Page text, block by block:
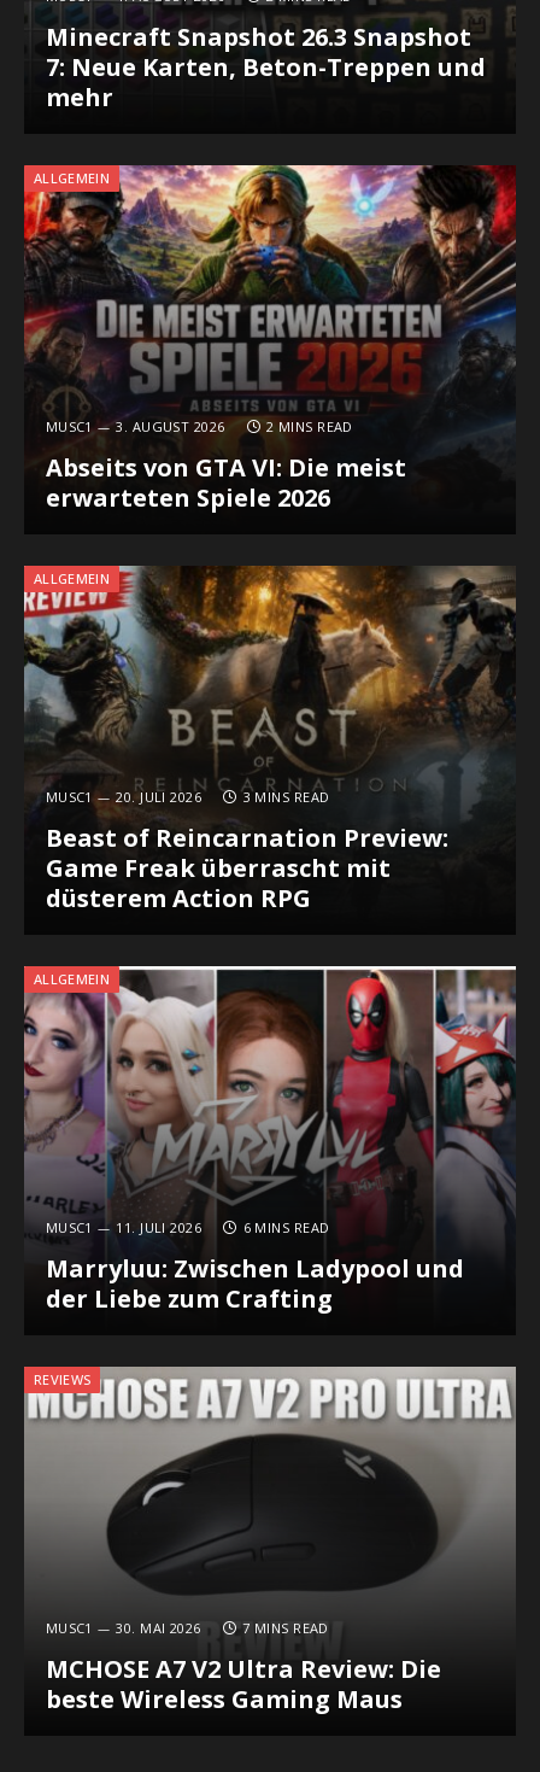
Minecraft Snapshot 26.3 Snapshot
7: Neue Karten, Beton-Treppen und
mehr
ALLGEMEIN
MUSC1 3. AUGUST 2026 2 MINS READ
Abseits von GTA VI: Die meist
erwarteten Spiele 2026
ALLGEMEIN
MUSC1 20. JULI 2026 3 MINS READ
Beast of Reincarnation Preview:
Game Freak überrascht mit
düsterem Action RPG
ALLGEMEIN
MUSC1 11. JULI 2026 6 MINS READ
Marryluu: Zwischen Ladypool und
der Liebe zum Crafting
REVIEWS
MUSC1 30. MAI 2026 7 MINS READ
MCHOSE A7 V2 Ultra Review: Die
beste Wireless Gaming Maus